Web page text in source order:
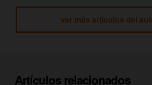
ver más artículos del
Artículos relacionados